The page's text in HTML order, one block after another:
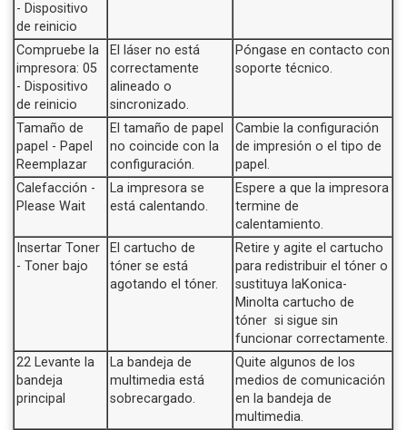
- Dispositivo
de reinicio
Compruebe la
impresora: 05
- Dispositivo
de reinicio
El láser no está
correctamente
alineado o
sincronizado.
Póngase en contacto con
soporte técnico.
Tamaño de
papel - Papel
Reemplazar
El tamaño de papel
no coincide con la
configuración.
Cambie la configuración
de impresión o el tipo de
papel.
Calefacción -
Please Wait
La impresora se
está calentando.
Espere a que la impresora
termine de
calentamiento.
Insertar Toner
- Toner bajo
El cartucho de
tóner se está
agotando el tóner.
Retire y agite el cartucho
para redistribuir el tóner o
sustituya laKonica-
Minolta cartucho de
tóner si sigue sin
funcionar correctamente.
22 Levante la
bandeja
principal
La bandeja de
multimedia está
sobrecargado.
Quite algunos de los
medios de comunicación
en la bandeja de
multimedia.